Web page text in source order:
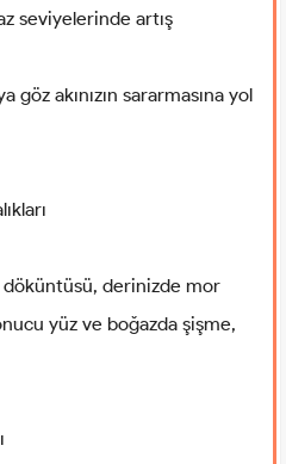
seviyelerinde artış
göz akınızın sararmasına yol
derinizde mor
yüz ve boğazda şişme,